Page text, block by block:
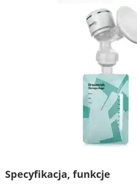
Specyfikacja, funkcje